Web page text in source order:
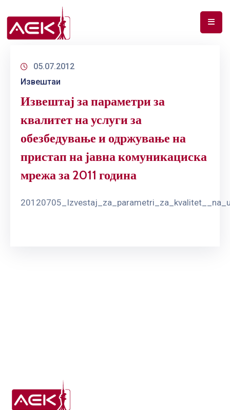
НАС
ДОКУМЕНТИ
СПЕКТАР
ТЕЛЕКОМУНИКАЦИИ
05.07.2012
Извештаи
Извештај за параметри за
квалитет на услуги за
обезбедување и одржување на
пристап на јавна комуникациска
мрежа за 2011 година